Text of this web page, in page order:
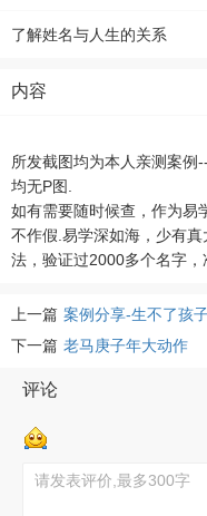
了解姓名与人生的关系
内容
所发截图均为本人亲测案例
均无P图.
如有需要随时候查，作为易
不作假.易学深如海，少有
法，验证过2000多个名字，
上一篇 案例分享-生不了孩
下一篇 老马庚子年大动作
评论